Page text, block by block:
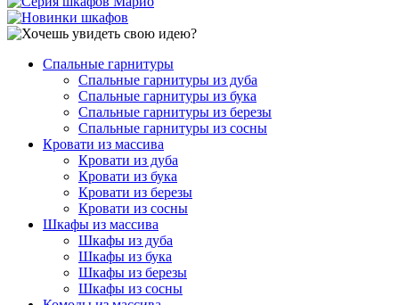
Спальные гарнитуры
Спальные гарнитуры из дуба
Спальные гарнитуры из бука
Спальные гарнитуры из березы
Спальные гарнитуры из сосны
Кровати из массива
Кровати из дуба
Кровати из бука
Кровати из березы
Кровати из сосны
Шкафы из массива
Шкафы из дуба
Шкафы из бука
Шкафы из березы
Шкафы из сосны